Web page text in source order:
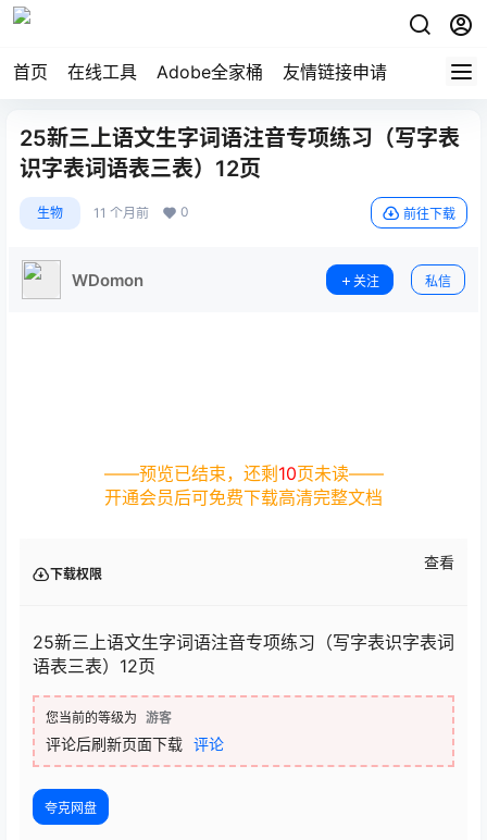
首页 在线工具 Adobe全家桶 友情链接申请
25新三上语文生字词语注音专项练习（写字表
识字表词语表三表）12页
生物 11 个月前 0 前往下载
WDomon 关注 私信
——预览已结束，还剩 10页未读——
开通会员后可免费下载高清完整文档
下载权限
查看
25新三上语文生字词语注音专项练习（写字表识字表词
语表三表）12页
您当前的等级为 游客
评论后刷新页面下载 评论
夸克网盘